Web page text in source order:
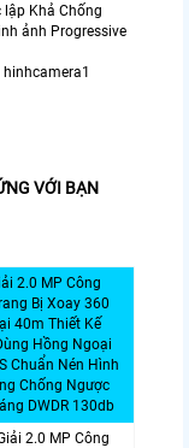
Khả Chống
ảnh Progressive
VỚI BẠN
2.0 MP Công
Bị Xoay 360
40m Thiết Kế
Hồng Ngoại
Chuẩn Nén Hình
Chống Ngược
DWDR 130db
2.0 MP Công